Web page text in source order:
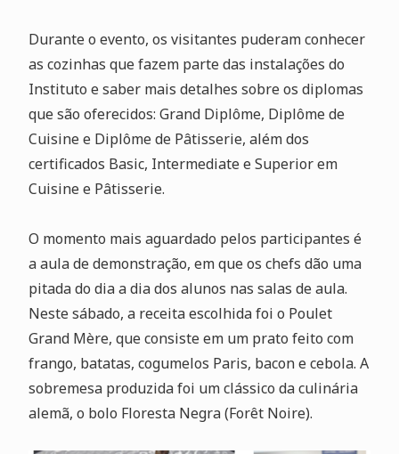
Durante o evento, os visitantes puderam conhecer
as cozinhas que fazem parte das instalações do
Instituto e saber mais detalhes sobre os diplomas
que são oferecidos: Grand Diplôme, Diplôme de
Cuisine e Diplôme de Pâtisserie, além dos
certificados Basic, Intermediate e Superior em
Cuisine e Pâtisserie.
O momento mais aguardado pelos participantes é
a aula de demonstração, em que os chefs dão uma
pitada do dia a dia dos alunos nas salas de aula.
Neste sábado, a receita escolhida foi o Poulet
Grand Mère, que consiste em um prato feito com
frango, batatas, cogumelos Paris, bacon e cebola. A
sobremesa produzida foi um clássico da culinária
alemã, o bolo Floresta Negra (Forêt Noire).